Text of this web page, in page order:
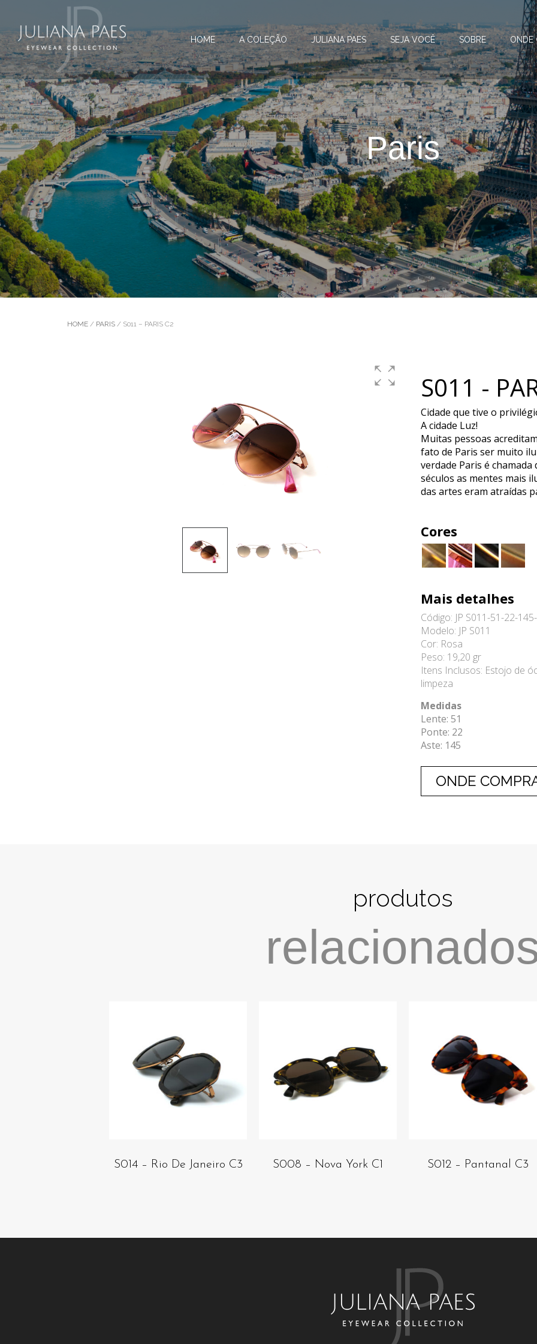
HOME A COLEÇÃO JULIANA PAES SEJA VOCÊ SOBRE ONDE
Paris
HOME / PARIS / S011 – PARIS C2
S011 -
Cidade que tive o
A cidade Luz!
Muitas pessoas
fato de Paris ser muito
verdade Paris é
séculos as mentes mais
das artes eram atraídas
Cores
Mais detalhes
Código: JP S011-51-22-
Modelo: JP S011
Cor: Rosa
Peso: 19,20 gr
Itens Inclusos: Estojo de
limpeza
Medidas
Lente: 51
Ponte: 22
Aste: 145
ONDE
produtos
S014 – Rio De Janeiro C3 S008 – Nova York C1 S012 – Pantanal C3